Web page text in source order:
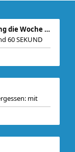
Re: Sub 3:20h mit 3-4 mal Training die Woche machb
60 SEKUND
mit